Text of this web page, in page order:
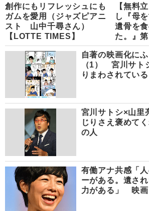
創作にもリフレッシュにも
ガムを愛用（ジャズピアニ
スト 山中千尋さん）
【LOTTE TIMES】
【無料
し『母
遺骨を
た。』
自著の映画化に
（1） 宮川サト
りまわされている
宮川サトシ×山
じりさえ褒めて
の人
有働アナ共感「
ーがある。遺さ
力がある」 映画